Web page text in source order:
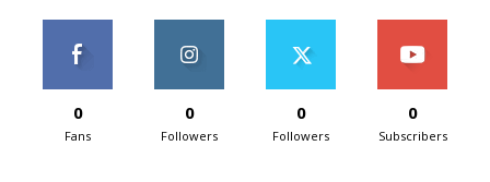
0
Fans
0
Followers
0
Followers
0
Subscribers